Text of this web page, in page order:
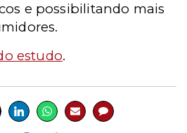
e possibilitando mais
estudo.